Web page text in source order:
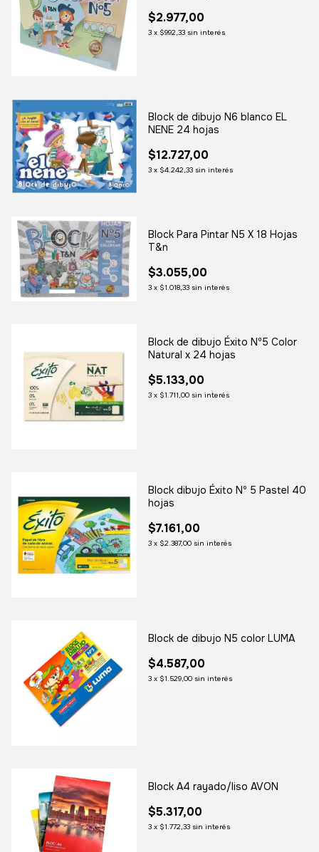
$2.977,00
3 x $992,33 sin interés
Block de dibujo N6 blanco EL
NENE 24 hojas
$12.727,00
3 x $4.242,33 sin interés
Block Para Pintar N5 X 18 Hojas
T&n
$3.055,00
3 x $1.018,33 sin interés
Block de dibujo Éxito Nº5 Color
Natural x 24 hojas
$5.133,00
3 x $1.711,00 sin interés
Block dibujo Éxito Nº 5 Pastel 40
hojas
$7.161,00
3 x $2.387,00 sin interés
Block de dibujo N5 color LUMA
$4.587,00
3 x $1.529,00 sin interés
Block A4 rayado/liso AVON
$5.317,00
3 x $1.772,33 sin interés